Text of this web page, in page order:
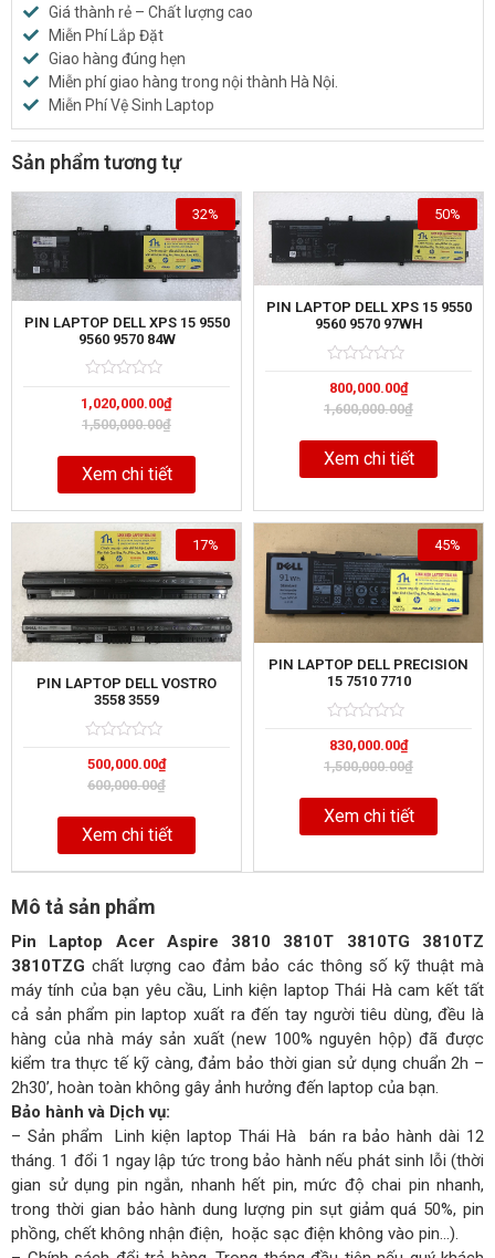
Giá thành rẻ – Chất lượng cao
Miễn Phí Lắp Đặt
Giao hàng đúng hẹn
Miễn phí giao hàng trong nội thành Hà Nội.
Miễn Phí Vệ Sinh Laptop
Sản phẩm tương tự
PIN LAPTOP DELL XPS 15 9550
9560 9570 84W
0
out
of
1,500,000.00₫
1,020,000.00₫
32%
Xem chi tiết
PIN LAPTOP DELL XPS 15 9550
9560 9570 97WH
0
out
of
1,600,000.00₫
800,000.00₫
50%
Xem chi tiết
PIN LAPTOP DELL VOSTRO
3558 3559
0
out
of
600,000.00₫
500,000.00₫
17%
Xem chi tiết
PIN LAPTOP DELL PRECISION
15 7510 7710
0
out
of
1,500,000.00₫
830,000.00₫
45%
Xem chi tiết
Mô tả sản phẩm
Pin Laptop Acer Aspire 3810 3810T 3810TG 3810TZ
3810TZG chất lượng cao đảm bảo các thông số kỹ thuật mà
máy tính của bạn yêu cầu, Linh kiện laptop Thái Hà cam kết tất
cả sản phẩm pin laptop xuất ra đến tay người tiêu dùng, đều là
hàng của nhà máy sản xuất (new 100% nguyên hộp) đã được
kiểm tra thực tế kỹ càng, đảm bảo thời gian sử dụng chuẩn 2h –
2h30’, hoàn toàn không gây ảnh hưởng đến laptop của bạn.
Bảo hành và Dịch vụ:
– Sản phẩm Linh kiện laptop Thái Hà bán ra bảo hành dài 12
tháng. 1 đổi 1 ngay lập tức trong bảo hành nếu phát sinh lỗi (thời
gian sử dụng pin ngắn, nhanh hết pin, mức độ chai pin nhanh,
trong thời gian bảo hành dung lượng pin sụt giảm quá 50%, pin
phồng, chết không nhận điện, hoặc sạc điện không vào pin…).